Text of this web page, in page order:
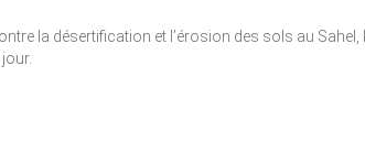
la désertification et l’érosion des sols au Sahel,